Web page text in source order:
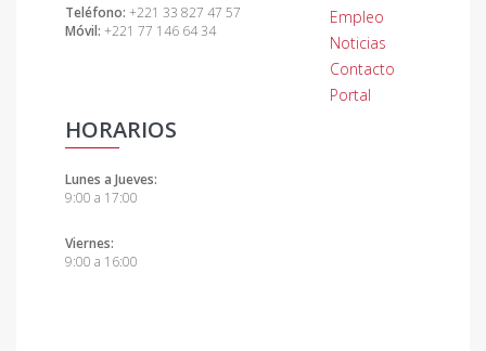
Teléfono: +221 33 827 47 57
Móvil: +221 77 146 64 34
HORARIOS
Lunes a Jueves:
9:00 a 17:00
Viernes:
9:00 a 16:00
Empleo
Noticias
Contacto
Portal